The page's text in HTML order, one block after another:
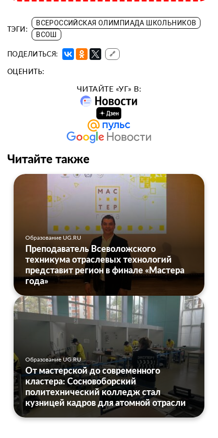
ТЭГИ:
ВСЕРОССИЙСКАЯ ОЛИМПИАДА ШКОЛЬНИКОВ
ВСОШ
ПОДЕЛИТЬСЯ: 🔗
ОЦЕНИТЬ:
ЧИТАЙТЕ «УГ» В:
Читайте также
Образование UG.RU
Преподаватель Всеволожского
техникума отраслевых технологий
представит регион в финале «Мастера
года»
Образование UG.RU
От мастерской до современного
кластера: Сосновоборский
политехнический колледж стал
кузницей кадров для атомной отрасли